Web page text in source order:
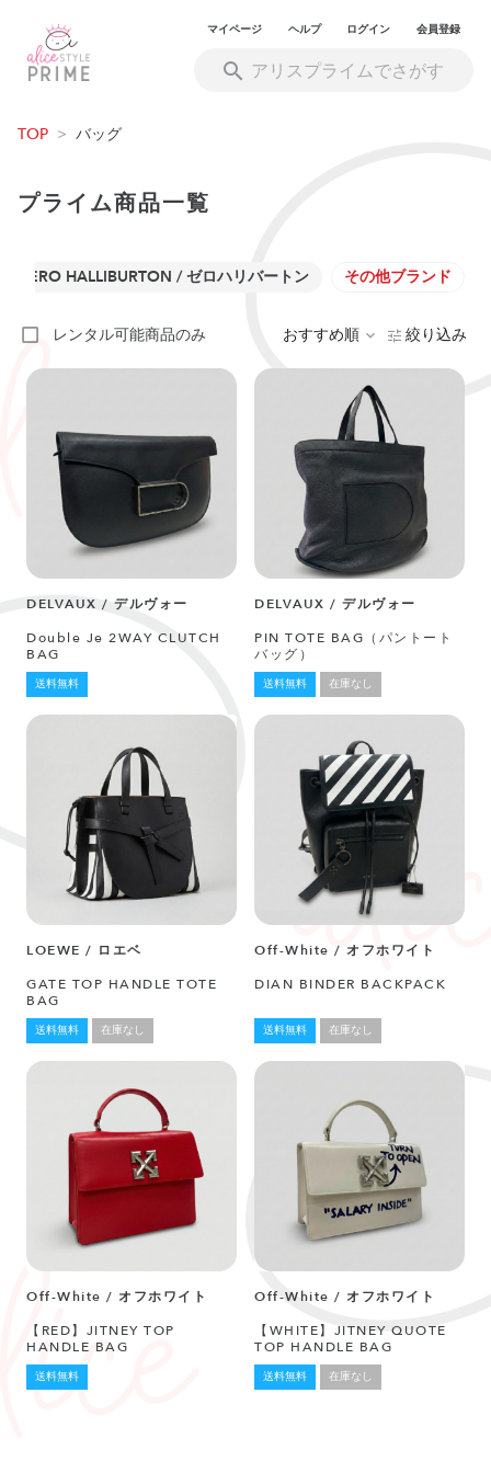
マイページ ヘルプ ログイン 会員登録
TOP > バッグ
プライム商品一覧
ZERO HALLIBURTON / ゼロハリバートン その他ブランド
レンタル可能商品のみ おすすめ順 絞り込み
DELVAUX / デルヴォー
Double Je 2WAY CLUTCH
BAG
送料無料
DELVAUX / デルヴォー
PIN TOTE BAG（パントート
バッグ）
送料無料 在庫なし
LOEWE / ロエベ
GATE TOP HANDLE TOTE
BAG
送料無料 在庫なし
Off-White / オフホワイト
DIAN BINDER BACKPACK
送料無料 在庫なし
Off-White / オフホワイト
【RED】JITNEY TOP
HANDLE BAG
送料無料
Off-White / オフホワイト
【WHITE】JITNEY QUOTE
TOP HANDLE BAG
送料無料 在庫なし